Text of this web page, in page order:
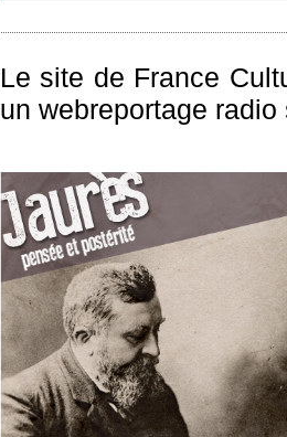
Le site de France
un webreportage